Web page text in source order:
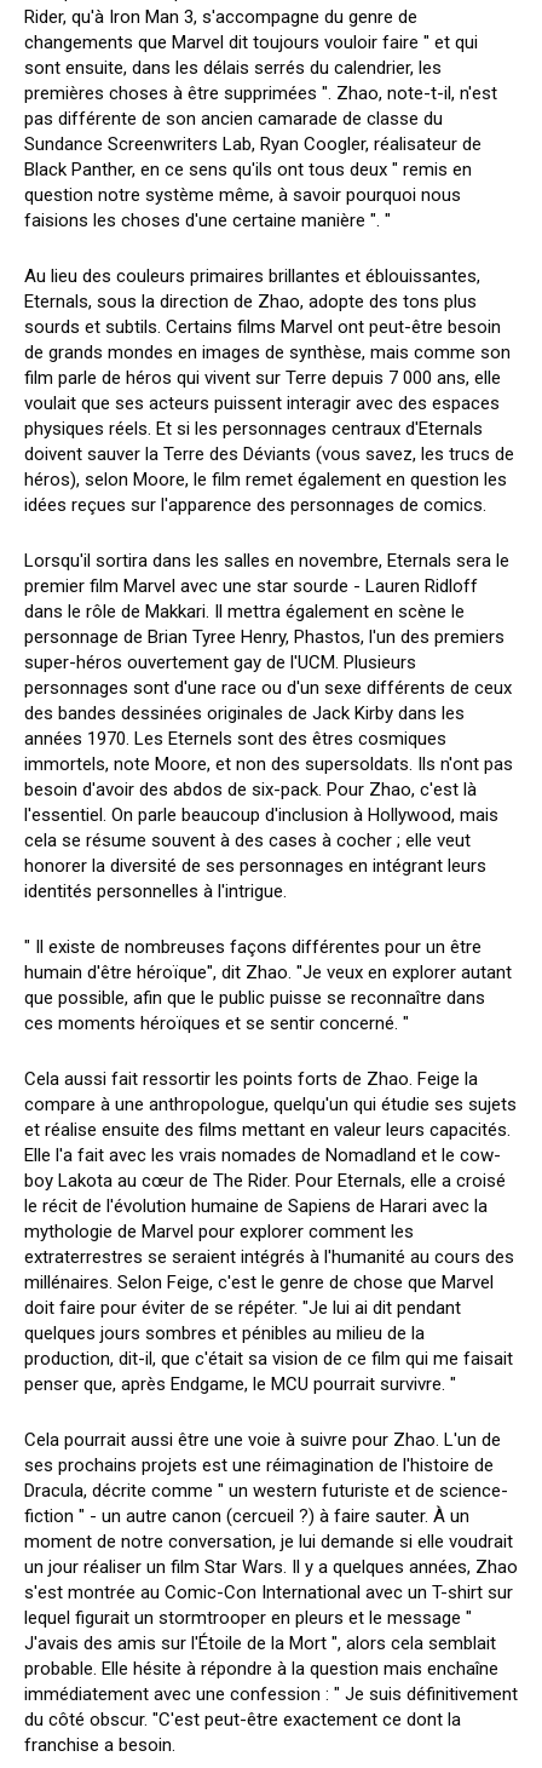
Rider, qu'à Iron Man 3, s'accompagne du genre de
changements que Marvel dit toujours vouloir faire " et qui
sont ensuite, dans les délais serrés du calendrier, les
premières choses à être supprimées ". Zhao, note-t-il, n'est
pas différente de son ancien camarade de classe du
Sundance Screenwriters Lab, Ryan Coogler, réalisateur de
Black Panther, en ce sens qu'ils ont tous deux " remis en
question notre système même, à savoir pourquoi nous
faisions les choses d'une certaine manière ". "
Au lieu des couleurs primaires brillantes et éblouissantes,
Eternals, sous la direction de Zhao, adopte des tons plus
sourds et subtils. Certains films Marvel ont peut-être besoin
de grands mondes en images de synthèse, mais comme son
film parle de héros qui vivent sur Terre depuis 7 000 ans, elle
voulait que ses acteurs puissent interagir avec des espaces
physiques réels. Et si les personnages centraux d'Eternals
doivent sauver la Terre des Déviants (vous savez, les trucs de
héros), selon Moore, le film remet également en question les
idées reçues sur l'apparence des personnages de comics.
Lorsqu'il sortira dans les salles en novembre, Eternals sera le
premier film Marvel avec une star sourde - Lauren Ridloff
dans le rôle de Makkari. Il mettra également en scène le
personnage de Brian Tyree Henry, Phastos, l'un des premiers
super-héros ouvertement gay de l'UCM. Plusieurs
personnages sont d'une race ou d'un sexe différents de ceux
des bandes dessinées originales de Jack Kirby dans les
années 1970. Les Eternels sont des êtres cosmiques
immortels, note Moore, et non des supersoldats. Ils n'ont pas
besoin d'avoir des abdos de six-pack. Pour Zhao, c'est là
l'essentiel. On parle beaucoup d'inclusion à Hollywood, mais
cela se résume souvent à des cases à cocher ; elle veut
honorer la diversité de ses personnages en intégrant leurs
identités personnelles à l'intrigue.
" Il existe de nombreuses façons différentes pour un être
humain d'être héroïque", dit Zhao. "Je veux en explorer autant
que possible, afin que le public puisse se reconnaître dans
ces moments héroïques et se sentir concerné. "
Cela aussi fait ressortir les points forts de Zhao. Feige la
compare à une anthropologue, quelqu'un qui étudie ses sujets
et réalise ensuite des films mettant en valeur leurs capacités.
Elle l'a fait avec les vrais nomades de Nomadland et le cow-
boy Lakota au cœur de The Rider. Pour Eternals, elle a croisé
le récit de l'évolution humaine de Sapiens de Harari avec la
mythologie de Marvel pour explorer comment les
extraterrestres se seraient intégrés à l'humanité au cours des
millénaires. Selon Feige, c'est le genre de chose que Marvel
doit faire pour éviter de se répéter. "Je lui ai dit pendant
quelques jours sombres et pénibles au milieu de la
production, dit-il, que c'était sa vision de ce film qui me faisait
penser que, après Endgame, le MCU pourrait survivre. "
Cela pourrait aussi être une voie à suivre pour Zhao. L'un de
ses prochains projets est une réimagination de l'histoire de
Dracula, décrite comme " un western futuriste et de science-
fiction " - un autre canon (cercueil ?) à faire sauter. À un
moment de notre conversation, je lui demande si elle voudrait
un jour réaliser un film Star Wars. Il y a quelques années, Zhao
s'est montrée au Comic-Con International avec un T-shirt sur
lequel figurait un stormtrooper en pleurs et le message "
J'avais des amis sur l'Étoile de la Mort ", alors cela semblait
probable. Elle hésite à répondre à la question mais enchaîne
immédiatement avec une confession : " Je suis définitivement
du côté obscur. "C'est peut-être exactement ce dont la
franchise a besoin.